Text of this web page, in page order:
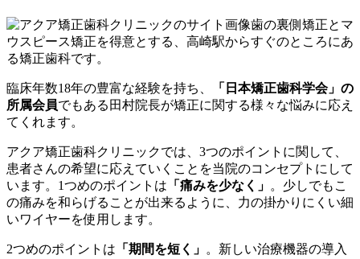
歯の裏側矯正とマ
ウスピース矯正を得意とする、高崎駅からすぐのところにあ
る矯正歯科です。
臨床年数18年の豊富な経験を持ち、
「日本矯正歯科学会」の
所属会員でもある田村院長が矯正に関する様々な悩みに応え
てくれます。
アクア矯正歯科クリニックでは、3つのポイントに関して、
患者さんの希望に応えていくことを当院のコンセプトにして
います。1つめのポイントは 「痛みを少なく」 。少しでもこ
の痛みを和らげることが出来るように、力の掛かりにくい細
いワイヤーを使用します。
2つめのポイントは 「期間を短く」 。新しい治療機器の導入